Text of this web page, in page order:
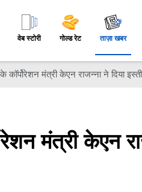
वेब स्टोरी गोल्ड रेट ताज़ा खबर
कॉर्पोरेशन मंत्री केएन राजन्ना ने दिया
मंत्री केएन